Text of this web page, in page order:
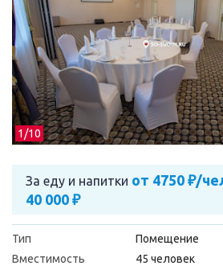
1/10
За еду и напитки от 4750 ₽/
40 000 ₽
Тип
Помещение
Вместимость
45 человек